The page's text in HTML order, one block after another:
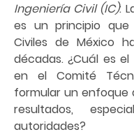
Ingeniería Civil (IC):
es un principio que
Civiles de México
décadas. ¿Cuál es
en el Comité
formular un enfoque
resultados,
autoridades?